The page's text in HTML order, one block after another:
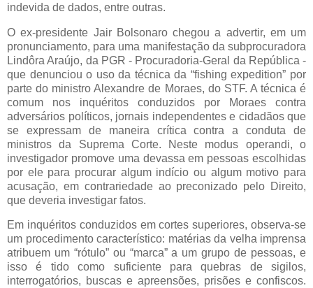
indevida de dados, entre outras.
O ex-presidente Jair Bolsonaro chegou a advertir, em um
pronunciamento, para uma manifestação da subprocuradora
Lindôra Araújo, da PGR - Procuradoria-Geral da República -
que denunciou o uso da técnica da “fishing expedition” por
parte do ministro Alexandre de Moraes, do STF. A técnica é
comum nos inquéritos conduzidos por Moraes contra
adversários políticos, jornais independentes e cidadãos que
se expressam de maneira crítica contra a conduta de
ministros da Suprema Corte. Neste modus operandi, o
investigador promove uma devassa em pessoas escolhidas
por ele para procurar algum indício ou algum motivo para
acusação, em contrariedade ao preconizado pelo Direito,
que deveria investigar fatos.
Em inquéritos conduzidos em cortes superiores, observa-se
um procedimento característico: matérias da velha imprensa
atribuem um “rótulo” ou “marca” a um grupo de pessoas, e
isso é tido como suficiente para quebras de sigilos,
interrogatórios, buscas e apreensões, prisões e confiscos.